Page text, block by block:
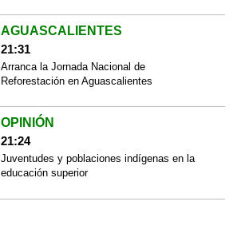
AGUASCALIENTES
21:31
Arranca la Jornada Nacional de
Reforestación en Aguascalientes
OPINIÓN
21:24
Juventudes y poblaciones indígenas en la
educación superior